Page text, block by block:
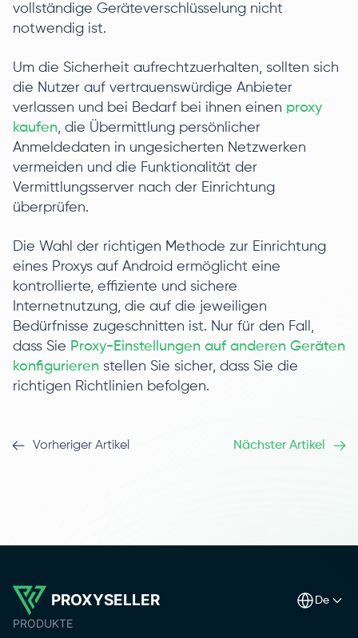
vollständige Geräteverschlüsselung nicht
notwendig ist.
Um die Sicherheit aufrechtzuerhalten, sollten sich
die Nutzer auf vertrauenswürdige Anbieter
verlassen und bei Bedarf bei ihnen einen proxy
kaufen , die Übermittlung persönlicher
Anmeldedaten in ungesicherten Netzwerken
vermeiden und die Funktionalität der
Vermittlungsserver nach der Einrichtung
überprüfen.
Die Wahl der richtigen Methode zur Einrichtung
eines Proxys auf Android ermöglicht eine
kontrollierte, effiziente und sichere
Internetnutzung, die auf die jeweiligen
Bedürfnisse zugeschnitten ist. Nur für den Fall,
dass Sie Proxy-Einstellungen auf anderen Geräten
konfigurieren stellen Sie sicher, dass Sie die
richtigen Richtlinien befolgen.
Vorheriger Artikel Nächster Artikel
PROXYSELLER de
PRODUKTE